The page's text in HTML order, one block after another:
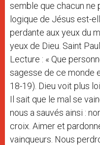
semble que chacun ne
logique de Jésus est-
perdante aux yeux du
yeux de Dieu. Saint
Lecture : « Que
sagesse de ce monde
18-19). Dieu voit plus
Il sait que le mal se
nous a sauvés ainsi :
croix. Aimer et
vainqueurs. Nous